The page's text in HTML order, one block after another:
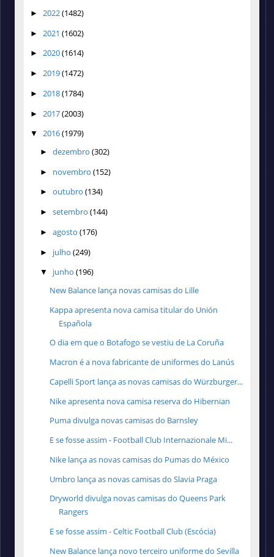
► 2022(1482)
► 2021 (1602)
► 2020(1614)
► 2019(1472)
► 2018(1784)
► 2017(2003)
▼ 2016(1979)
► dezembro (302)
► novembro (152)
► outubro (134)
► setembro (144)
► agosto (176)
► julho (249)
▼ junho (196)
New Balance lança novas camisas do Lille
Kappa apresenta nova camisa titular do Unión
Española
O dia em que o Botafogo se vestiu de La Coruña
Macron é a nova fabricante de uniformes do Lanús
Capelli Sport lança as novas camisas do Würzburger...
Nike apresenta nova camisa reserva do Hibernian
Puma divulga novas camisas do Barnsley
E se fosse assim - Football Club Internazionale Mi...
Nike lança as novas camisas do Pumas do México
Umbro lança as novas camisas do Slavia Praga
Dryworld divulga novas camisas do Queens Park
Rangers
E se fosse assim - Celtic Football Club (Escócia)
New Balance lança novo terceiro uniforme do Sevilla